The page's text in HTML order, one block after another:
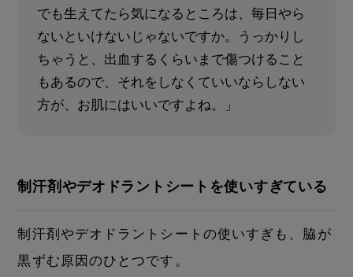
でも生えてたら気になるところは、毎日やら
ないといけないじゃないですか。うっかりし
ちゃうと、出血するくらいまで傷つけること
もあるので、それをしなくていいならしない
方が、お肌にはいいですよね。」
制汗剤やデオドラントシートを使いすぎている
制汗剤やデオドラントシートの使いすぎも、脇が
黒ずむ原因のひとつです。